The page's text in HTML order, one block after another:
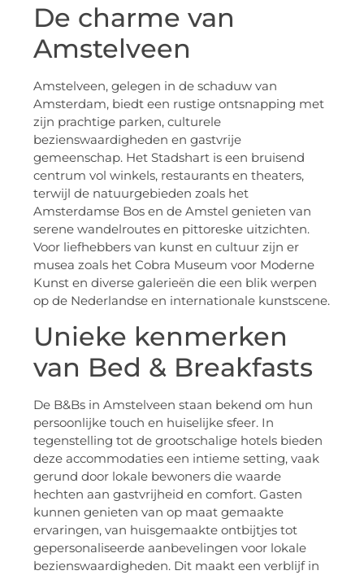
De charme van
Amstelveen
Amstelveen, gelegen in de schaduw van
Amsterdam, biedt een rustige ontsnapping met
zijn prachtige parken, culturele
bezienswaardigheden en gastvrije
gemeenschap. Het Stadshart is een bruisend
centrum vol winkels, restaurants en theaters,
terwijl de natuurgebieden zoals het
Amsterdamse Bos en de Amstel genieten van
serene wandelroutes en pittoreske uitzichten.
Voor liefhebbers van kunst en cultuur zijn er
musea zoals het Cobra Museum voor Moderne
Kunst en diverse galerieën die een blik werpen
op de Nederlandse en internationale kunstscene.
Unieke kenmerken
van Bed & Breakfasts
De B&Bs in Amstelveen staan bekend om hun
persoonlijke touch en huiselijke sfeer. In
tegenstelling tot de grootschalige hotels bieden
deze accommodaties een intieme setting, vaak
gerund door lokale bewoners die waarde
hechten aan gastvrijheid en comfort. Gasten
kunnen genieten van op maat gemaakte
ervaringen, van huisgemaakte ontbijtjes tot
gepersonaliseerde aanbevelingen voor lokale
bezienswaardigheden. Dit maakt een verblijf in